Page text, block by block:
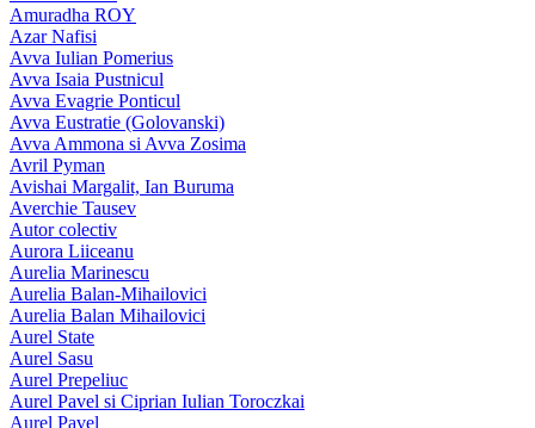
Amuradha ROY
Azar Nafisi
Avva Iulian Pomerius
Avva Isaia Pustnicul
Avva Evagrie Ponticul
Avva Eustratie (Golovanski)
Avva Ammona si Avva Zosima
Avril Pyman
Avishai Margalit, Ian Buruma
Averchie Tausev
Autor colectiv
Aurora Liiceanu
Aurelia Marinescu
Aurelia Balan-Mihailovici
Aurelia Balan Mihailovici
Aurel State
Aurel Sasu
Aurel Prepeliuc
Aurel Pavel si Ciprian Iulian Toroczkai
Aurel Pavel